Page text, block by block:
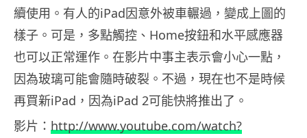
續使用。有人的iPad因意外被車輾過，變成上圖的
樣子。可是，多點觸控、Home按鈕和水平感應器
也可以正常運作。在影片中事主表示會小心一點，
因為玻璃可能會隨時破裂。不過，現在也不是時候
再買新iPad，因為iPad 2可能快將推出了。
影片： http://www.youtube.com/watch?